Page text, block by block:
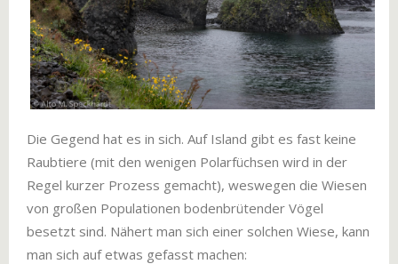
Die Gegend hat es in sich. Auf Island gibt es fast keine
Raubtiere (mit den wenigen Polarfüchsen wird in der
Regel kurzer Prozess gemacht), weswegen die Wiesen
von großen Populationen bodenbrütender Vögel
besetzt sind. Nähert man sich einer solchen Wiese, kann
man sich auf etwas gefasst machen: